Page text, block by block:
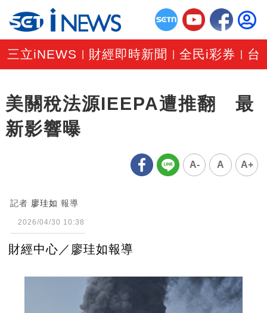
三立iNEWS 財經即時新聞 |全民i彩券 台
美關稅法源IEEPA遭推翻 最
新影響曝
A- A A+
記者 廖珪如 報導
2026/04/30 10:38
財經中心／廖珪如報導